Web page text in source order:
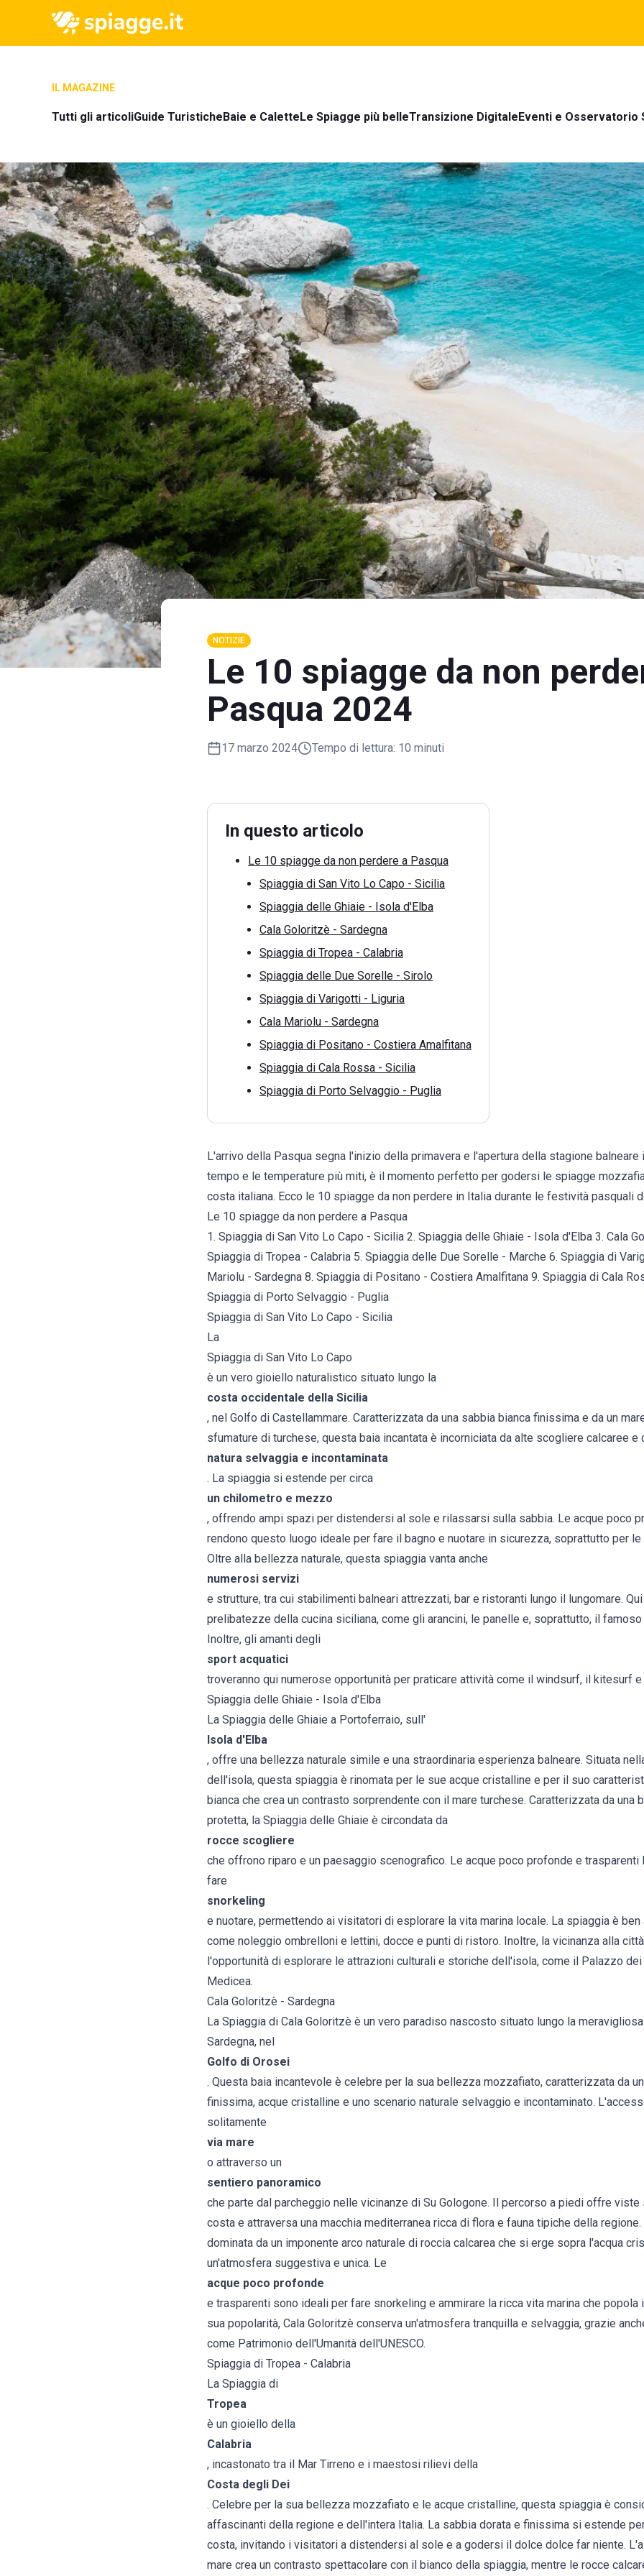
IL MAGAZINE
Tutti gli articoliGuide TuristicheBaie e CaletteLe Spiagge più belleTransizione DigitaleEventi e Osservatorio
NOTIZIE
Le 10 spiagge da non
Pasqua 2024
17 marzo 2024 Tempo di lettura: 10 minuti
In questo articolo
Le 10 spiagge da non perdere a Pasqua
Spiaggia di San Vito Lo Capo - Sicilia
Spiaggia delle Ghiaie - Isola d'Elba
Cala Goloritzè - Sardegna
Spiaggia di Tropea - Calabria
Spiaggia delle Due Sorelle - Sirolo
Spiaggia di Varigotti - Liguria
Cala Mariolu - Sardegna
Spiaggia di Positano - Costiera Amalfitana
Spiaggia di Cala Rossa - Sicilia
Spiaggia di Porto Selvaggio - Puglia
L'arrivo della Pasqua segna l'inizio della primavera e l'apertura della stagione balneare
tempo e le temperature più miti, è il momento perfetto per godersi le spiagge
costa italiana. Ecco le 10 spiagge da non perdere in Italia durante le festività pasquali
Le 10 spiagge da non perdere a Pasqua
1. Spiaggia di San Vito Lo Capo - Sicilia 2. Spiaggia delle Ghiaie - Isola d'Elba 3. Cala
Spiaggia di Tropea - Calabria 5. Spiaggia delle Due Sorelle - Marche 6. Spiaggia di
Mariolu - Sardegna 8. Spiaggia di Positano - Costiera Amalfitana 9. Spiaggia di Cala
Spiaggia di Porto Selvaggio - Puglia
Spiaggia di San Vito Lo Capo - Sicilia
La
Spiaggia di San Vito Lo Capo
è un vero gioiello naturalistico situato lungo la
costa occidentale della Sicilia
, nel Golfo di Castellammare. Caratterizzata da una sabbia bianca finissima e da un
sfumature di turchese, questa baia incantata è incorniciata da alte scogliere calcaree e
natura selvaggia e incontaminata
. La spiaggia si estende per circa
un chilometro e mezzo
, offrendo ampi spazi per distendersi al sole e rilassarsi sulla sabbia. Le acque poco
rendono questo luogo ideale per fare il bagno e nuotare in sicurezza, soprattutto per
Oltre alla bellezza naturale, questa spiaggia vanta anche
numerosi servizi
e strutture, tra cui stabilimenti balneari attrezzati, bar e ristoranti lungo il lungomare.
prelibatezze della cucina siciliana, come gli arancini, le panelle e, soprattutto, il
Inoltre, gli amanti degli
sport acquatici
troveranno qui numerose opportunità per praticare attività come il windsurf, il kitesurf e
Spiaggia delle Ghiaie - Isola d'Elba
La Spiaggia delle Ghiaie a Portoferraio, sull'
Isola d'Elba
, offre una bellezza naturale simile e una straordinaria esperienza balneare. Situata
dell'isola, questa spiaggia è rinomata per le sue acque cristalline e per il suo
bianca che crea un contrasto sorprendente con il mare turchese. Caratterizzata da una
protetta, la Spiaggia delle Ghiaie è circondata da
rocce scogliere
che offrono riparo e un paesaggio scenografico. Le acque poco profonde e trasparenti
fare
snorkeling
e nuotare, permettendo ai visitatori di esplorare la vita marina locale. La spiaggia è
come noleggio ombrelloni e lettini, docce e punti di ristoro. Inoltre, la vicinanza alla
l'opportunità di esplorare le attrazioni culturali e storiche dell'isola, come il Palazzo
Medicea.
Cala Goloritzè - Sardegna
La Spiaggia di Cala Goloritzè è un vero paradiso nascosto situato lungo la
Sardegna, nel
Golfo di Orosei
. Questa baia incantevole è celebre per la sua bellezza mozzafiato, caratterizzata da
finissima, acque cristalline e uno scenario naturale selvaggio e incontaminato.
solitamente
via mare
o attraverso un
sentiero panoramico
che parte dal parcheggio nelle vicinanze di Su Gologone. Il percorso a piedi offre
costa e attraversa una macchia mediterranea ricca di flora e fauna tipiche della
dominata da un imponente arco naturale di roccia calcarea che si erge sopra l'acqua
un'atmosfera suggestiva e unica. Le
acque poco profonde
e trasparenti sono ideali per fare snorkeling e ammirare la ricca vita marina che popola
sua popolarità, Cala Goloritzè conserva un'atmosfera tranquilla e selvaggia, grazie
come Patrimonio dell'Umanità dell'UNESCO.
Spiaggia di Tropea - Calabria
La Spiaggia di
Tropea
è un gioiello della
Calabria
, incastonato tra il Mar Tirreno e i maestosi rilievi della
Costa degli Dei
. Celebre per la sua bellezza mozzafiato e le acque cristalline, questa spiaggia è
affascinanti della regione e dell'intera Italia. La sabbia dorata e finissima si estende
costa, invitando i visitatori a distendersi al sole e a godersi il dolce dolce far niente.
mare crea un contrasto spettacolare con il bianco della spiaggia, mentre le rocce